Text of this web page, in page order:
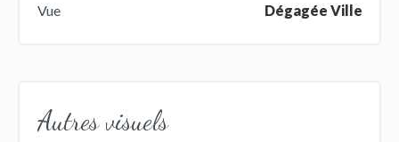
Vue
Dégagée Ville
Autres visuels